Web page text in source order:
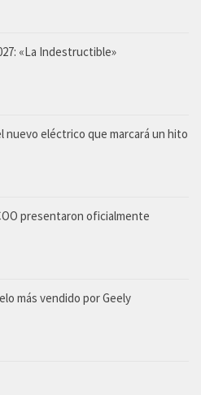
«La Indestructible»
nuevo eléctrico que marcará un hito
presentaron oficialmente
más vendido por Geely